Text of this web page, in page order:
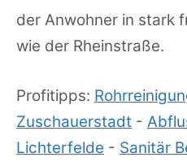
der Anwohner in stark
wie der Rheinstraße.
Profitipps:
Zuschauerstadt -
Lichterfelde - Sanitär